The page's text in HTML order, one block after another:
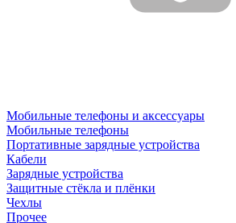
Мобильные телефоны и аксессуары
Мобильные телефоны
Портативные зарядные устройства
Кабели
Зарядные устройства
Защитные стёкла и плёнки
Чехлы
Прочее